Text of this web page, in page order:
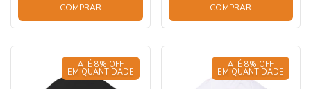
COMPRAR COMPRAR
ATÉ 8% OFF
EM QUANTIDADE
ATÉ 8% OFF
EM QUANTIDADE